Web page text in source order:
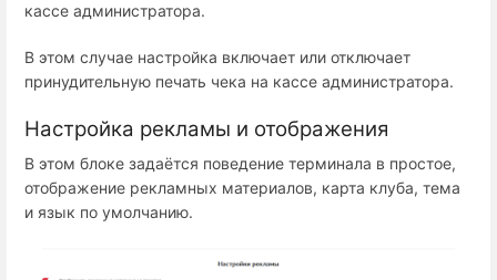
кассе администратора.
В этом случае настройка включает или отключает
принудительную печать чека на кассе администратора.
Настройка рекламы и отображения
В этом блоке задаётся поведение терминала в простое,
отображение рекламных материалов, карта клуба, тема
и язык по умолчанию.